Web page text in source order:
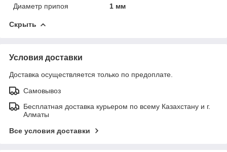
Диаметр припоя
1 мм
Скрыть
Условия доставки
Доставка осуществляется только по предоплате.
Самовывоз
Бесплатная доставка курьером по всему Казахстану и г.
Алматы
Все условия доставки